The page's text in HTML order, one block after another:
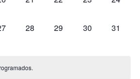
eventos,0 eventos,
28 0 eventos,
29 0 eventos,
30 0
31